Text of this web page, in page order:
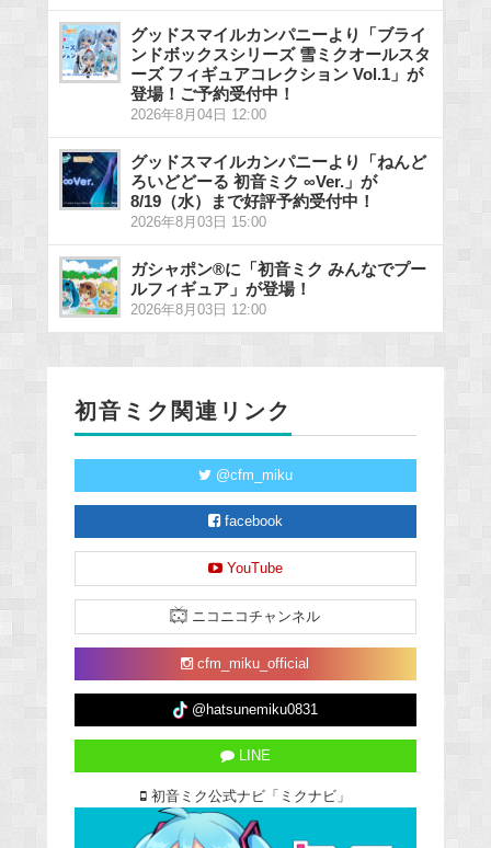
グッドスマイルカンパニーより「ブライ
ンドボックスシリーズ 雪ミクオールスタ
ーズ フィギュアコレクション Vol.1」が
登場！ご予約受付中！
2026年8月04日 12:00
グッドスマイルカンパニーより「ねんど
ろいどどーる 初音ミク ∞Ver.」が
8/19（水）まで好評予約受付中！
2026年8月03日 15:00
ガシャポン®に「初音ミク みんなでプー
ルフィギュア」が登場！
2026年8月03日 12:00
初音ミク関連リンク
@cfm_miku
facebook
YouTube
ニコニコチャンネル
cfm_miku_official
@hatsunemiku0831
LINE
初音ミク公式ナビ「ミクナビ」